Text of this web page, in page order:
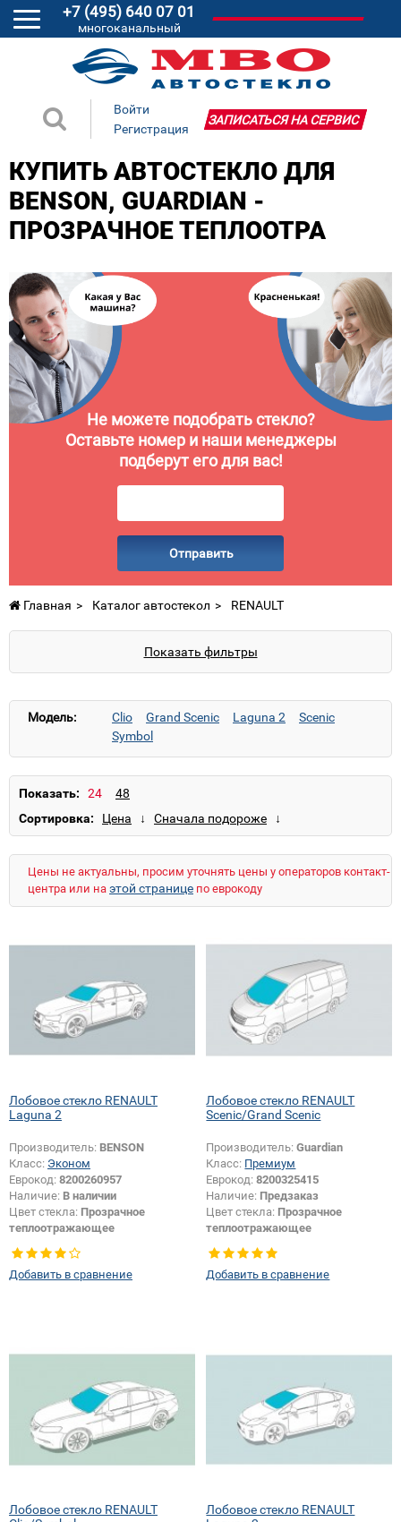
+7 (495) 640 07 01
многоканальный
Войти
Регистрация
ЗАПИСАТЬСЯ НА СЕРВИС
КУПИТЬ АВТОСТЕКЛО ДЛЯ
BENSON, GUARDIAN -
ПРОЗРАЧНОЕ ТЕПЛООТРА
Не можете подобрать стекло?
Оставьте номер и наши менеджеры
подберут его для вас!
Отправить
Главная Каталог автостекол RENAULT
Показать фильтры
Модель: Clio Grand Scenic Laguna 2
Scenic
Symbol
Показать:
Сортировка:
Цены не актуальны, просим уточнять цены у операторов контакт-
центра или на этой странице по еврокоду
Лобовое стекло RENAULT
Laguna 2
Производитель: BENSON
Класс: Эконом
Еврокод: 8200260957
Наличие: В наличии
Цвет стекла: Прозрачное
теплоотражающее
шелкографии+ логотипа
безопасности:Да
Добавить в сравнение
Лобовое стекло RENAULT
Scenic/Grand Scenic
Производитель:Guardian
Класс: Премиум
Еврокод:8200325415
Наличие: Предзаказ
Цвет стекла: Прозрачное
теплоотражающее
безопасности + шелкографии:
Добавить в сравнение
Лобовое стекло RENAULT
Лобовое стекло RENAULT